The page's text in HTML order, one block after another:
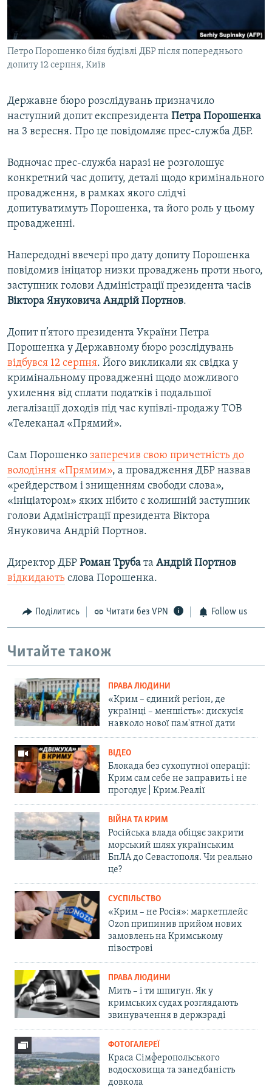
ВІДЕОУРОКИ «ELIFBE»
СВІДЧЕННЯ ОКУПАЦІЇ
УКРАЇНСЬКА ПРОБЛЕМА КРИМУ
Русский
Qırımtatar
Усі сайти RFE/RL
Петро Порошенко біля будівлі ДБР після попереднього
допиту 12 серпня, Київ
Державне бюро розслідувань призначило
наступний допит експрезидента Петра Порошенка
на 3 вересня. Про це повідомляє прес-служба ДБР.
Водночас прес-служба наразі не розголошує
конкретний час допиту, деталі щодо кримінального
провадження, в рамках якого слідчі
допитуватимуть Порошенка, та його роль у цьому
провадженні.
Напередодні ввечері про дату допиту Порошенка
повідомив ініцатор низки проваджень проти нього,
заступник голови Адміністрації президента часів
Віктора Януковича Андрій Портнов.
Допит п’ятого президента України Петра
Порошенка у Державному бюро розслідувань
відбувся 12 серпня. Його викликали як свідка у
кримінальному провадженні щодо можливого
ухилення від сплати податків і подальшої
легалізації доходів під час купівлі-продажу ТОВ
«Телеканал «Прямий».
Сам Порошенко заперечив свою причетність до
володіння «Прямим», а провадження ДБР назвав
«рейдерством і знищенням свободи слова»,
«ініціатором» яких нібито є колишній заступник
голови Адміністрації президента Віктора
Януковича Андрій Портнов.
Директор ДБР Роман Труба та Андрій Портнов
відкидають слова Порошенка.
Поділитись Читати без VPN Follow us
Читайте також
ПРАВА ЛЮДИНИ
«Крим – єдиний регіон, де
українці – меншість»: дискусія
навколо нової пам'ятної дати
ВІДЕО
Блокада без сухопутної операції:
Крим сам себе не заправить і не
прогодує | Крим.Реалії
ВІЙНА ТА КРИМ
Російська влада обіцяє закрити
морський шлях українським
БпЛА до Севастополя. Чи реально
це?
СУСПІЛЬСТВО
«Крим – не Росія»: маркетплейс
Ozon припинив прийом нових
замовлень на Кримському
півострові
ПРАВА ЛЮДИНИ
Мить – і ти шпигун. Як у
кримських судах розглядають
звинувачення в держзраді
ФОТОГАЛЕРЕЇ
Краса Сімферопольського
водосховища та занедбаність
довкола